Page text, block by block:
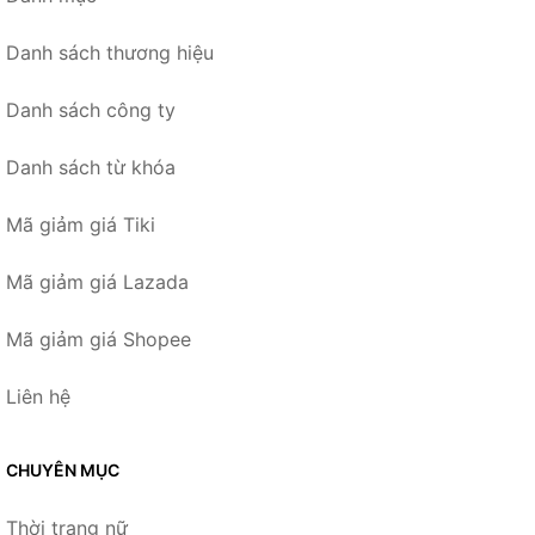
Danh sách thương hiệu
Danh sách công ty
Danh sách từ khóa
Mã giảm giá Tiki
Mã giảm giá Lazada
Mã giảm giá Shopee
Liên hệ
CHUYÊN MỤC
Thời trang nữ